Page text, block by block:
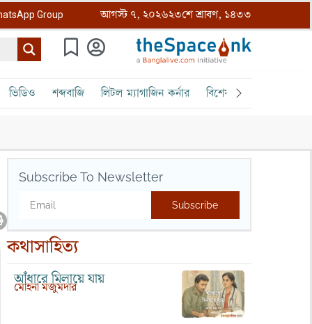
Group আগস্ট ৭, ২০২৬২৩শে শ্রাবণ, ১৪৩৩
ভিডিও শব্দবাজি লিটল ম্যাগাজিন কর্নার বিশেষ ক্রোড়পত্র
Subscribe To Newsletter
Subscribe
কথাসাহিত্য
আঁধারে মিলায়ে যায়
মোহনা মজুমদার